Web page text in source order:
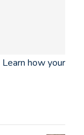
Learn how your